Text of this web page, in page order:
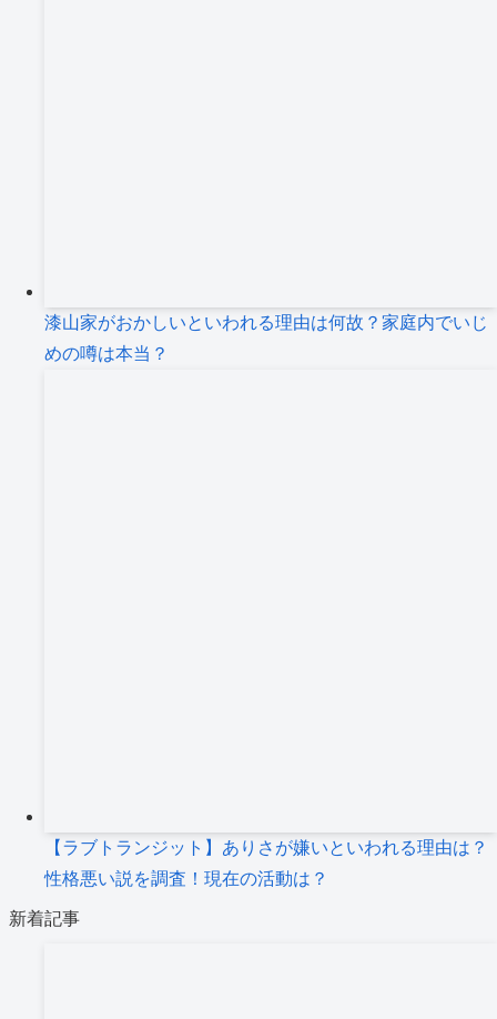
漆山家がおかしいといわれる理由は何故？家庭内でいじ
めの噂は本当？
【ラブトランジット】ありさが嫌いといわれる理由は？
性格悪い説を調査！現在の活動は？
新着記事